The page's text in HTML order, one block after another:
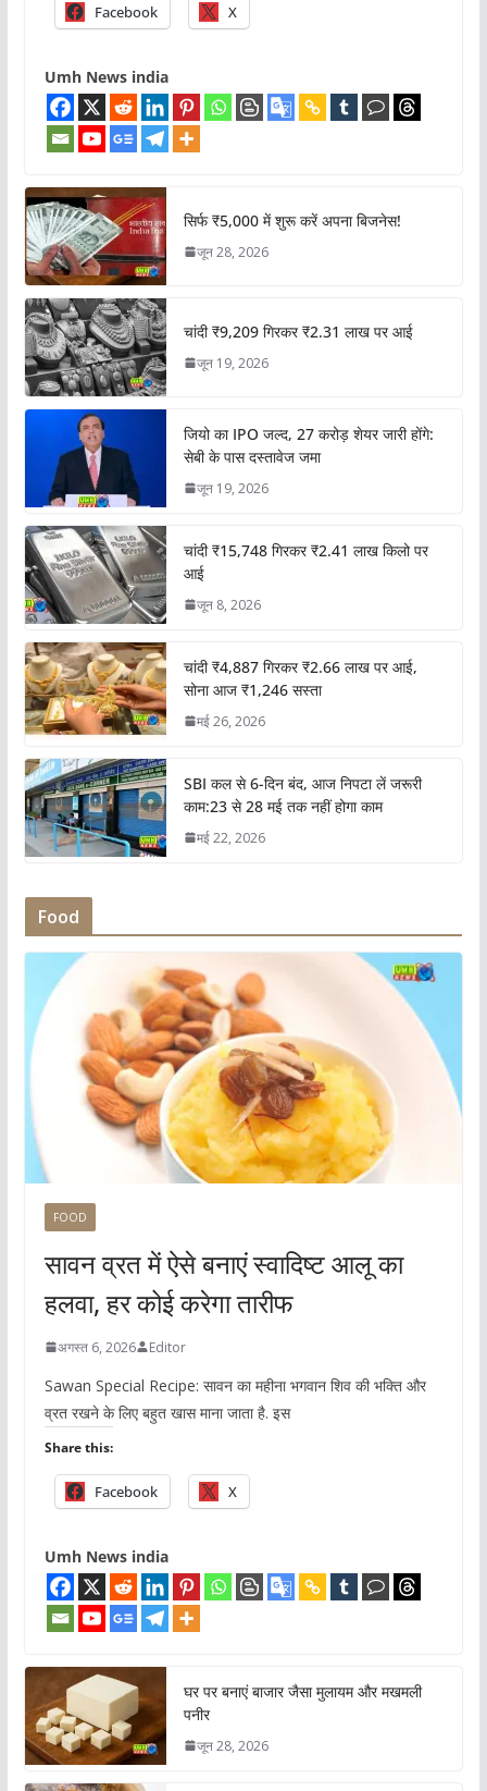
Facebook X
Umh News india
सिर्फ ₹5,000 में शुरू करें अपना बिजनेस!
जून 28, 2026
चांदी ₹9,209 गिरकर ₹2.31 लाख पर आई
जून 19, 2026
जियो का IPO जल्द, 27 करोड़ शेयर जारी होंगे:
सेबी के पास दस्तावेज जमा
जून 19, 2026
चांदी ₹15,748 गिरकर ₹2.41 लाख किलो पर
आई
जून 8, 2026
चांदी ₹4,887 गिरकर ₹2.66 लाख पर आई,
सोना आज ₹1,246 सस्ता
मई 26, 2026
SBI कल से 6-दिन बंद, आज निपटा लें जरूरी
काम:23 से 28 मई तक नहीं होगा काम
मई 22, 2026
Food
FOOD
सावन व्रत में ऐसे बनाएं स्वादिष्ट आलू का
हलवा, हर कोई करेगा तारीफ
अगस्त 6, 2026 Editor
Sawan Special Recipe: सावन का महीना भगवान शिव की भक्ति और
व्रत रखने के लिए बहुत खास माना जाता है. इस
Share this:
Facebook X
Umh News india
घर पर बनाएं बाजार जैसा मुलायम और मखमली
पनीर
जून 28, 2026